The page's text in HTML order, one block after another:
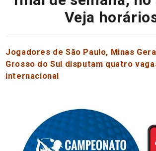
Veja
Jogadores de São Paulo, Minas
Grosso do Sul disputam quatro
internacional